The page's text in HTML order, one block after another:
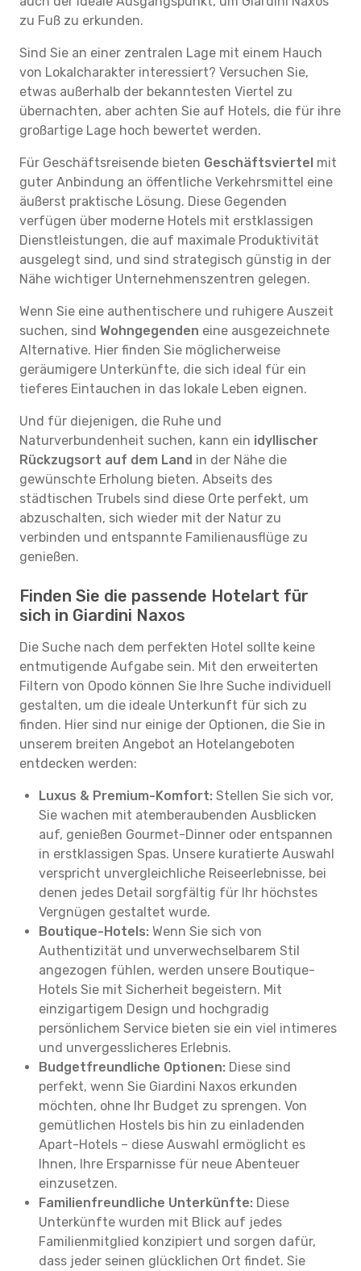
zu Fuß zu erkunden.
Sind Sie an einer zentralen Lage mit einem Hauch
von Lokalcharakter interessiert? Versuchen Sie,
etwas außerhalb der bekanntesten Viertel zu
übernachten, aber achten Sie auf Hotels, die für ihre
großartige Lage hoch bewertet werden.
Für Geschäftsreisende bieten Geschäftsviertel mit
guter Anbindung an öffentliche Verkehrsmittel eine
äußerst praktische Lösung. Diese Gegenden
verfügen über moderne Hotels mit erstklassigen
Dienstleistungen, die auf maximale Produktivität
ausgelegt sind, und sind strategisch günstig in der
Nähe wichtiger Unternehmenszentren gelegen.
Wenn Sie eine authentischere und ruhigere Auszeit
suchen, sind Wohngegenden eine ausgezeichnete
Alternative. Hier finden Sie möglicherweise
geräumigere Unterkünfte, die sich ideal für ein
tieferes Eintauchen in das lokale Leben eignen.
Und für diejenigen, die Ruhe und
Naturverbundenheit suchen, kann ein idyllischer
Rückzugsort auf dem Land in der Nähe die
gewünschte Erholung bieten. Abseits des
städtischen Trubels sind diese Orte perfekt, um
abzuschalten, sich wieder mit der Natur zu
verbinden und entspannte Familienausflüge zu
genießen.
Finden Sie die passende Hotelart für
sich in Giardini Naxos
Die Suche nach dem perfekten Hotel sollte keine
entmutigende Aufgabe sein. Mit den erweiterten
Filtern von Opodo können Sie Ihre Suche individuell
gestalten, um die ideale Unterkunft für sich zu
finden. Hier sind nur einige der Optionen, die Sie in
unserem breiten Angebot an Hotelangeboten
entdecken werden:
Luxus & Premium-Komfort: Stellen Sie sich vor,
Sie wachen mit atemberaubenden Ausblicken
auf, genießen Gourmet-Dinner oder entspannen
in erstklassigen Spas. Unsere kuratierte Auswahl
verspricht unvergleichliche Reiseerlebnisse, bei
denen jedes Detail sorgfältig für Ihr höchstes
Vergnügen gestaltet wurde.
Boutique-Hotels: Wenn Sie sich von
Authentizität und unverwechselbarem Stil
angezogen fühlen, werden unsere Boutique-
Hotels Sie mit Sicherheit begeistern. Mit
einzigartigem Design und hochgradig
persönlichem Service bieten sie ein viel intimeres
und unvergesslicheres Erlebnis.
Budgetfreundliche Optionen: Diese sind
perfekt, wenn Sie Giardini Naxos erkunden
möchten, ohne Ihr Budget zu sprengen. Von
gemütlichen Hostels bis hin zu einladenden
Apart-Hotels – diese Auswahl ermöglicht es
Ihnen, Ihre Ersparnisse für neue Abenteuer
einzusetzen.
Familienfreundliche Unterkünfte: Diese
Unterkünfte wurden mit Blick auf jedes
Familienmitglied konzipiert und sorgen dafür,
dass jeder seinen glücklichen Ort findet. Sie